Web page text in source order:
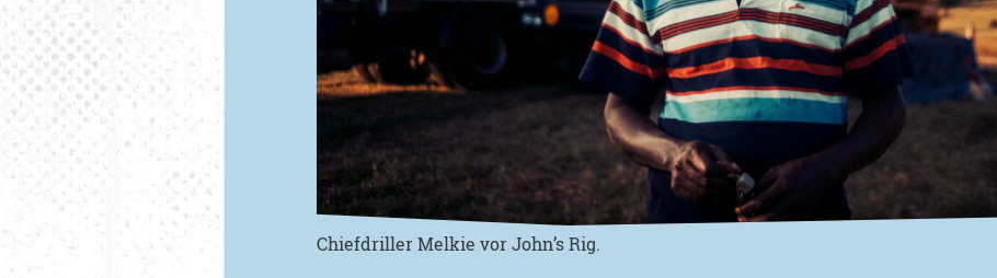
Chiefdriller Melkie vor John’s Rig.